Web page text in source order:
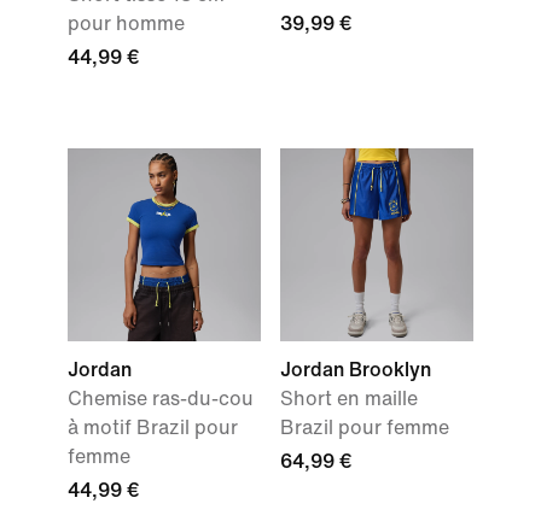
pour homme
44,99 €
39,99 €
Jordan
Chemise ras-du-cou
à motif Brazil pour
femme
44,99 €
Jordan Brooklyn
Short en maille
Brazil pour femme
64,99 €